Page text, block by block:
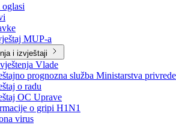
MUP-a
i izvještaji
Vlade
prognozna služba Ministarstva privrede
o radu